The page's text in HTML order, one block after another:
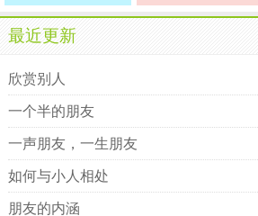
最近更新
欣赏别人
一个半的朋友
一声朋友，一生朋友
如何与小人相处
朋友的内涵